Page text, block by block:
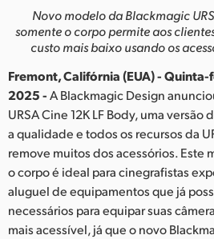
Hong Kong SAR, China
India
Italy
Korea
Mexico
Novo modelo da Blackmagic
somente o corpo permiteaos
custo mais baixo usando os
Fremont, Califórnia (EUA) -
2025 -A Blackmagic Design
URSA Cine 12K LF Body, uma versão
a qualidade e todos os recursos da
remove muitos dos acessórios. Este
o corpo é ideal para cinegrafistas
aluguel de equipamentos que já
necessários para equipar suas
mais acessível, já que o novo